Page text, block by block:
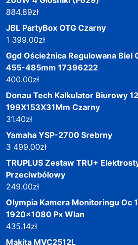
884.89zł
JBL PartyBox OTG Czarny
1 399.00zł
Ggd Ościeżnica Regulowana Biel
455-485mm 17396222
400.00zł
Donau Tech Kalkulator Biurowy
199X153X31Mm Czarny
31.40zł
Yamaha YSP-2700 Srebrny
3 499.00zł
TRUPLUS Zestaw TRU+
Przeciwbólowy
249.00zł
Olympia Kamera Monitoringu Oc
1920x1080 Px Wlan
435.14zł
Makita MVC2512L